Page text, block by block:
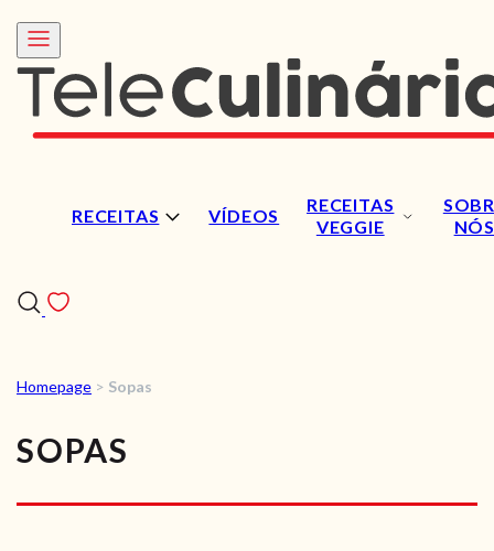
RECEITAS VÍDEOS
RECEITAS
VEGGIE
NÓS
RECEITAS VEGGIE
Homepage > Sopas
SOPAS